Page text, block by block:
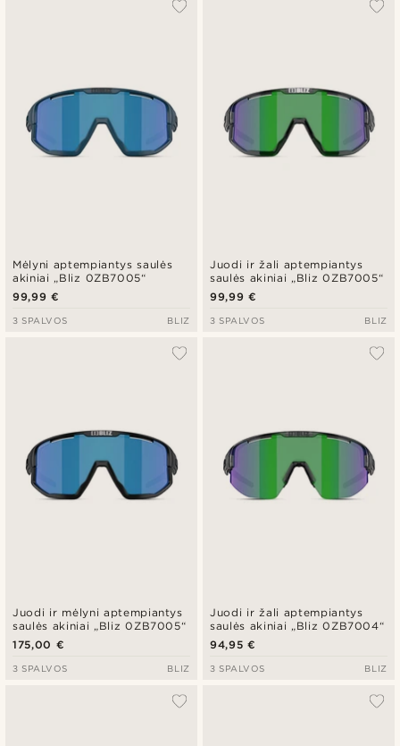
Mėlyni aptempiantys saulės
akiniai „Bliz 0ZB7005“
99,99 €
3 SPALVOS BLIZ
Juodi ir žali aptempiantys
saulės akiniai „Bliz 0ZB7005“
99,99 €
3 SPALVOS BLIZ
Juodi ir mėlyni aptempiantys
saulės akiniai „Bliz 0ZB7005“
175,00 €
3 SPALVOS BLIZ
Juodi ir žali aptempiantys
saulės akiniai „Bliz 0ZB7004“
94,95 €
3 SPALVOS BLIZ